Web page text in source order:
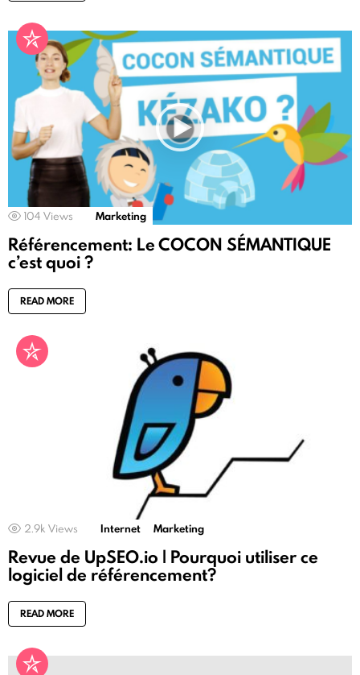
104 Views Marketing
Référencement: Le COCON SÉMANTIQUE
c’est quoi ?
READ MORE
2.9k Views Internet Marketing
Revue de UpSEO.io | Pourquoi utiliser ce
logiciel de référencement?
READ MORE